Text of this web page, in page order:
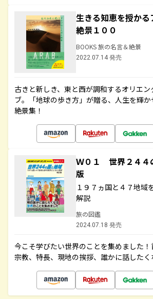
生きる知恵を授かる
絶景１００
BOOKS 旅の名言＆絶景
2022.07.14 発売
古きと新しき、東と西が調和するオリエン
ブ。「地球の歩き方」が贈る、人生を輝
絶景集！
Ｗ０１ 世界２４
版
１９７ヵ国と４７地域
解説
旅の図鑑
2024.07.18 発売
今こそ学びたい世界のことを集めました！
宗教、特長、現地の挨拶、誰かに話したく